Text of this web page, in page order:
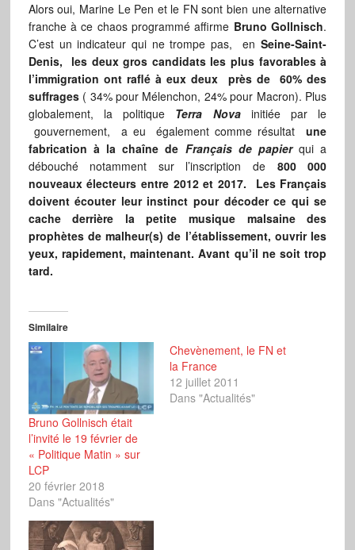
Alors oui, Marine Le Pen et le FN sont bien une alternative
franche à ce chaos programmé affirme Bruno Gollnisch.
C’est un indicateur qui ne trompe pas, en Seine-Saint-
Denis,
les deux gros candidats les plus favorables à
l’immigration ont raflé à eux deux près de 60% des
suffrages( 34% pour Mélenchon, 24% pour Macron). Plus
globalement, la politique Terra Novainitiée par le
gouvernement, a eu également comme résultat
une
fabrication à la chaîne de Français de papierqui a
débouché notamment sur l’inscription de 800 000
nouveaux électeurs entre 2012 et 2017.
Les Français
doivent écouter leur instinct pour décoder ce qui se
cache derrière la petite musique malsaine des
prophètes de malheur(s) de l’établissement, ouvrir les
yeux, rapidement, maintenant. Avant qu’il ne soit trop
tard.
Similaire
Bruno Gollnisch était
l’invité le 19 février de
« Politique Matin » sur
LCP
20 février 2018
Dans "Actualités"
Chevènement, le FN et
la France
12 juillet 2011
Dans "Actualités"